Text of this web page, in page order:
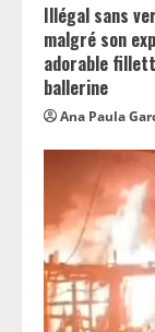
Illégal sans
malgré son
adorable
ballerine
Ana Paula